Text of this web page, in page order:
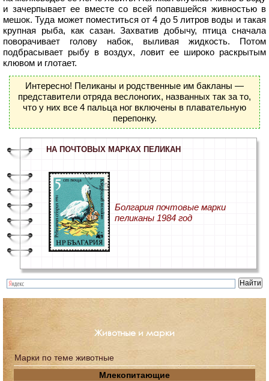
и зачерпывает ее вместе со всей попавшейся живностью в
мешок. Туда может поместиться от 4 до 5 литров воды и такая
крупная рыба, как сазан. Захватив добычу, птица сначала
поворачивает голову набок, выливая жидкость. Потом
подбрасывает рыбу в воздух, ловит ее широко раскрытым
клювом и глотает.
Интересно! Пеликаны и родственные им бакланы —
представители отряда веслоногих, названных так за то,
что у них все 4 пальца ног включены в плавательную
перепонку.
НА ПОЧТОВЫХ МАРКАХ ПЕЛИКАН
Болгария почтовые марки
пеликаны 1984 год
Животные и марки
Марки по теме животные
Млекопитающие